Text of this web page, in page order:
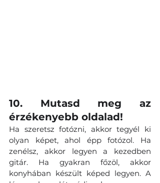
10. Mutasd meg az
érzékenyebb oldalad!
Ha szeretsz fotózni, akkor tegyél ki
olyan képet, ahol épp fotózol. Ha
zenélsz, akkor legyen a kezedben
gitár. Ha gyakran főzöl, akkor
konyhában készült képed legyen. A